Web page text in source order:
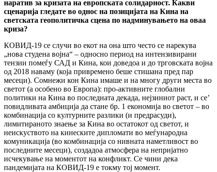
наратив за кризата на европската солидарност. Какви
сценарија гледате во однос на позицијата на Кина на
светската геополитичка сцена по надминувањето на оваа
криза?
КОВИД-19 се случи во екот на она што често се нарекува
„нова студена војна“ – односно период на интензивирани
тензии помеѓу САД и Кина, кои доведоа и до трговската војна
од 2018 наваму (која привремено беше стишана пред пар
месеци). Сомнежи кон Кина имаше и на многу други места во
светот (а особено во Европа): про-активните глобални
политики на Кина во последната декада, нејзиниот раст, и се’
повидливата амбиција да стане бр. 1 економија во светот – во
комбинација со културните разлики (и предрасуди),
лимитираното знаење за Кина во остатокот од светот, и
неискуството на кинеските дипломати во меѓународна
комуникација (во комбинација со нивната наметливост во
последните месеци), создадоа атмосфера на непријатно
исчекување на моментот на конфликт. Се чини дека
пандемијата на КОВИД-19 е токму тој момент.